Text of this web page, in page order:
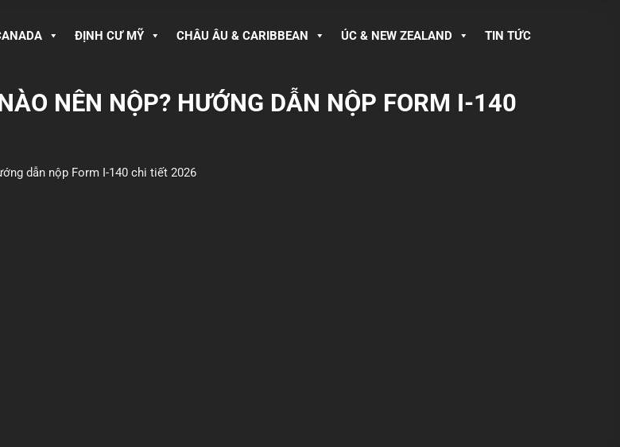
ĐỊNH CƯ MỸ CHÂU ÂU & CARIBBEAN ÚC & NEW ZEALAND TIN TỨC
NÊN NỘP? HƯỚNG DẪN NỘP FORM I-140
dẫn nộp Form I-140 chi tiết 2026